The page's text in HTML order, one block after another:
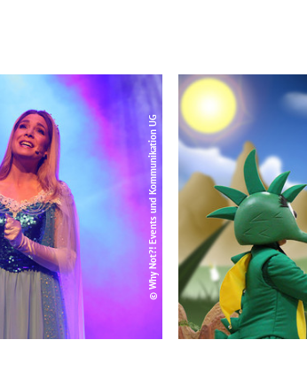
© Why Not?! Events und Kommunikation UG